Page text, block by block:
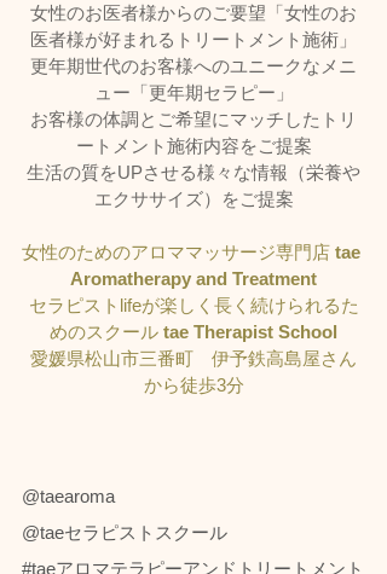
女性のお医者様からのご要望「女性のお
医者様が好まれるトリートメント施術」
更年期世代のお客様へのユニークなメニ
ュー「更年期セラピー」
お客様の体調とご希望にマッチしたトリ
ートメント施術内容をご提案
生活の質をUPさせる様々な情報（栄養や
エクササイズ）をご提案
女性のためのアロママッサージ専門店 tae
Aromatherapy and Treatment
セラピストlifeが楽しく長く続けられるた
めのスクール tae Therapist School
愛媛県松山市三番町　伊予鉄高島屋さん
から徒歩3分
@taearoma
@taeセラピストスクール
#taeアロマテラピーアンドトリートメント